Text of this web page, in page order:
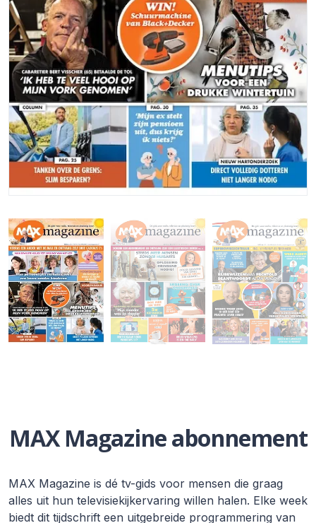
MAX Magazine abonnement
MAX Magazine is dé tv-gids voor mensen die graag
alles uit hun televisiekijkervaring willen halen. Elke week
biedt dit tijdschrift een uitgebreide programmering van